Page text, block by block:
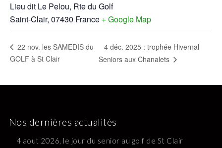
Lieu dit Le Pelou, Rte du Golf
Saint-Clair, 07430 France + Google Map
22 nov. les SAMEDIS du
GOLF à St Clair
4 déc. 2025 : trophée Hivernal
Seniors aux Chanalets
Nos dernières actualités
4 aout 2026, le jour du senior au golf de St Clair